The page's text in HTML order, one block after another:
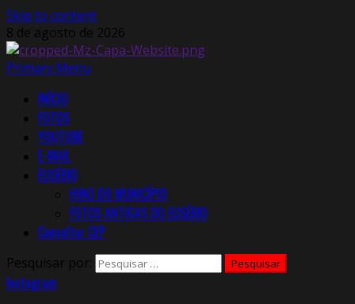
Skip to content
8 de agosto de 2026
Primary Menu
INÍCIO
FOTOS
YOUTUBE
E-MAIL
EUSÉBIO
HINO DO MUNICÍPIO
FOTOS ANTIGAS DO EUSÉBIO
Consultar CEP
Pesquisar por:
Instagram